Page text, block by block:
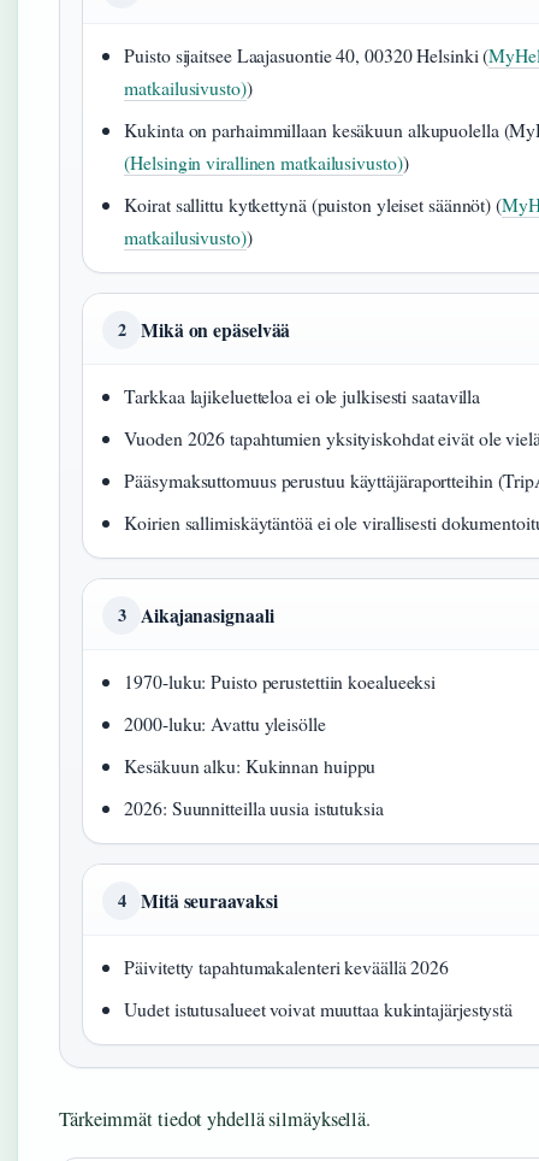
Puisto sijaitsee Laajasuontie 40, 00320 Helsinki (
matkailusivusto))
Kukinta on parhaimmillaan kesäkuun alkupuolella
(Helsingin virallinen matkailusivusto))
Koirat sallittu kytkettynä (puiston yleiset säännöt) (
matkailusivusto))
2 Mikä on epäselvää
Tarkkaa lajikeluetteloa ei ole julkisesti saatavilla
Vuoden 2026 tapahtumien yksityiskohdat eivät ole
Pääsymaksuttomuus perustuu käyttäjäraportteihin
Koirien sallimiskäytäntöä ei ole virallisesti
3 Aikajanasignaali
1970-luku: Puisto perustettiin koealueeksi
2000-luku: Avattu yleisölle
Kesäkuun alku: Kukinnan huippu
2026: Suunnitteilla uusia istutuksia
4 Mitä seuraavaksi
Päivitetty tapahtumakalenteri keväällä 2026
Uudet istutusalueet voivat muuttaa kukintajärjestystä
Tärkeimmät tiedot yhdellä silmäyksellä.